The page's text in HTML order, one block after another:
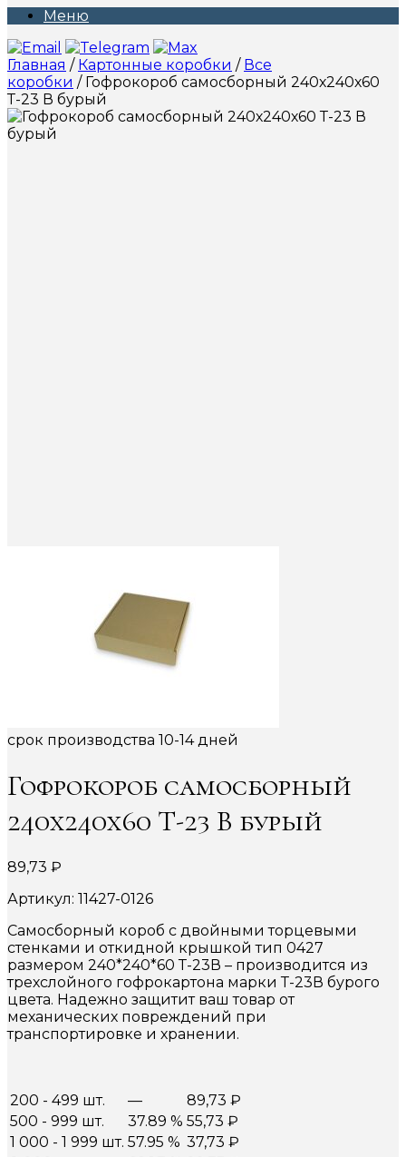
Меню
Главная / Картонные коробки / Все
коробки / Гофрокороб самосборный 240х240х60
Т-23 В бурый
срок производства 10-14 дней
Гофрокороб самосборный
240х240х60 Т-23 В бурый
89,73 ₽
Артикул: 11427-0126
Самосборный короб с двойными торцевыми
стенками и откидной крышкой тип 0427
размером 240*240*60 Т-23В – производится из
трехслойного гофрокартона марки Т-23В бурого
цвета. Надежно защитит ваш товар от
механических повреждений при
транспортировке и хранении.
200 - 499 шт. — 89,73 ₽
500 - 999 шт.
37.89 % 55,73 ₽
1 000 - 1 999 шт. 57.95 % 37,73 ₽